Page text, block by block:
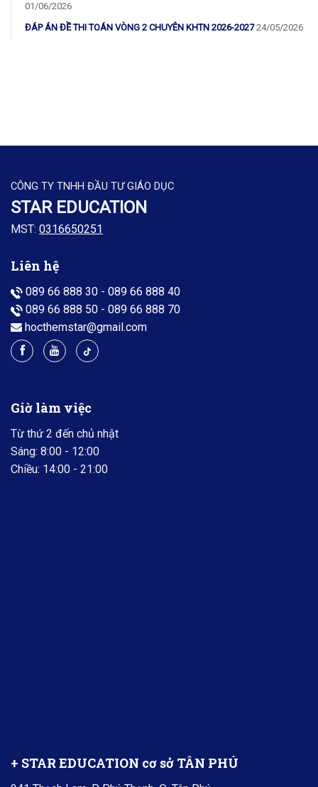
01/06/2026
ĐÁP ÁN ĐỀ THI TOÁN VÒNG 2 CHUYÊN KHTN 2026-2027 24/05/2026
CÔNG TY TNHH ĐẦU TƯ GIÁO DỤC
STAR EDUCATION
MST: 0316650251
Liên hệ
089 66 888 30 - 089 66 888 40
089 66 888 50 - 089 66 888 70
hocthemstar@gmail.com
Giờ làm việc
Từ thứ 2 đến chủ nhật
Sáng: 8:00 - 12:00
Chiều: 14:00 - 21:00
+ STAR EDUCATION cơ sở TÂN PHÚ